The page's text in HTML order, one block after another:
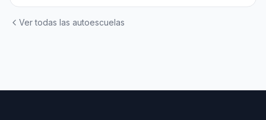
Ver todas las autoescuelas